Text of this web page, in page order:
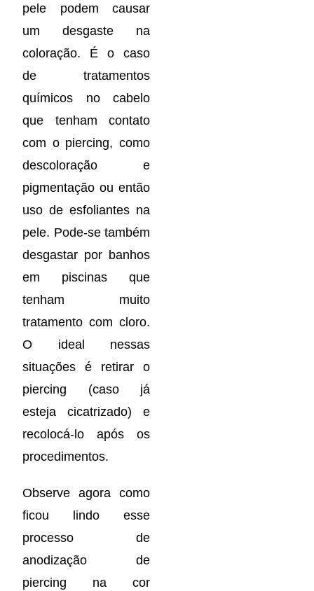
pele podem causar
um desgaste na
coloração. É o caso
de tratamentos
químicos no cabelo
que tenham contato
com o piercing, como
descoloração e
pigmentação ou então
uso de esfoliantes na
pele. Pode-se também
desgastar por banhos
em piscinas que
tenham muito
tratamento com cloro.
O ideal nessas
situações é retirar o
piercing (caso já
esteja cicatrizado) e
recolocá-lo após os
procedimentos.
Observe agora como
ficou lindo esse
processo de
anodização de
piercing na cor